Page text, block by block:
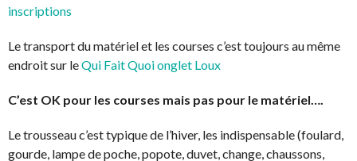
inscriptions
Le transport du matériel et les courses c’est toujours au même
endroit sur leQui Fait Quoi onglet Loux
C’est OK pour les courses mais pas pour le matériel….
Le trousseau c’est typique de l’hiver, les indispensable (foulard,
gourde, lampe de poche, popote, duvet, change, chaussons,